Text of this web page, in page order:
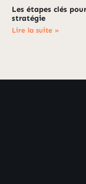
Les étapes clés
stratégie
Lire la suite »